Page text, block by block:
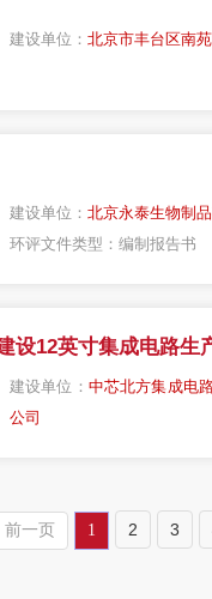
建设单位： 北京市丰台区南
建设单位： 北京永泰生物制
环评文件类型： 编制报告书
设12英寸集成电路生
建设单位： 中芯北方集成电
公司
前一页 1 2 3